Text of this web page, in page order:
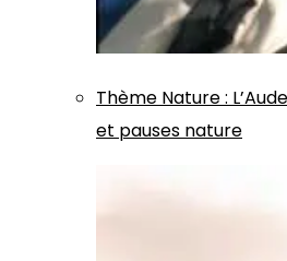
Thème Nature:
et pauses nature